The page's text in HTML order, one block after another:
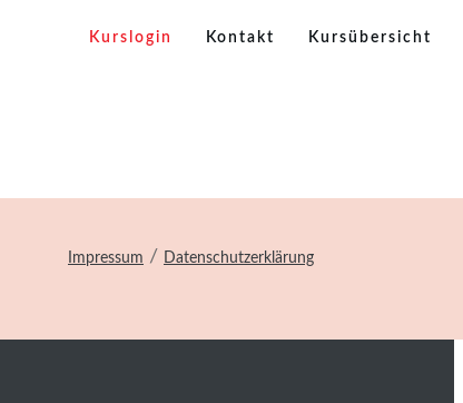
Kurslogin Kontakt Kursübersicht
Impressum / Datenschutzerklärung